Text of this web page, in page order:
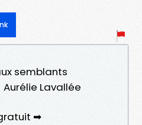
semblants
Lavallée
➡